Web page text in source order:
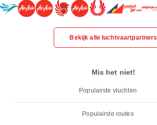
Bekijk alle luchtvaartpartners
Mis het niet!
Populairste vluchten
Populairste routes